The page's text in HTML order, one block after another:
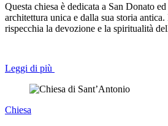
Questa chiesa è dedicata a San Donato
architettura unica e dalla sua storia
rispecchia la devozione e la spiritualità
Leggi di più
Chiesa